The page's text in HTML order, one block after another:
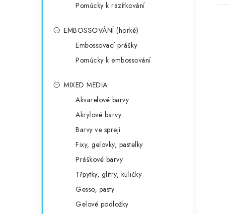
Pomůcky k razítkování
EMBOSSOVÁNÍ (horké)
Embossovací prášky
Pomůcky k embossování
MIXED MEDIA
Akvarelové barvy
Akrylové barvy
Barvy ve spreji
Fixy, gelovky, pastelky
Práškové barvy
Třpytky, glitry, kuličky
Gesso, pasty
Gelové podložky